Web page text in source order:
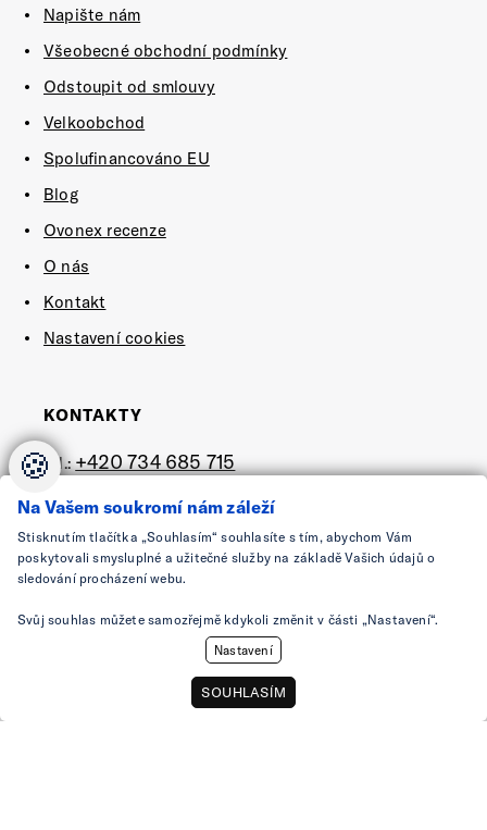
Napište nám
Všeobecné obchodní podmínky
Odstoupit od smlouvy
Velkoobchod
Spolufinancováno EU
Blog
Ovonex recenze
O nás
Kontakt
Nastavení cookies
KONTAKTY
tel.:+420 734 685 715
SLEDUJTE NÁS
🍪
Na Vašem soukromí nám záleží
Stisknutím tlačítka „Souhlasím“ souhlasíte s tím, abychom Vám
poskytovali smysluplné a užitečné služby na základě Vašich údajů o
sledování procházení webu.
Svůj souhlas můžete samozřejmě kdykoli změnit v části „Nastavení“.
Nastavení
SOUHLASÍM